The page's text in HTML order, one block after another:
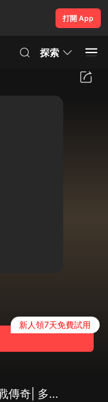
打開 App
探索
新人領7天免費試用
大國小商 | 甜寵商戰傳奇| 多人有聲劇